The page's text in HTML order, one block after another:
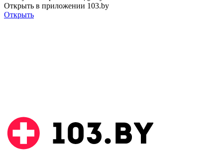
Открыть в приложении 103.by
Открыть